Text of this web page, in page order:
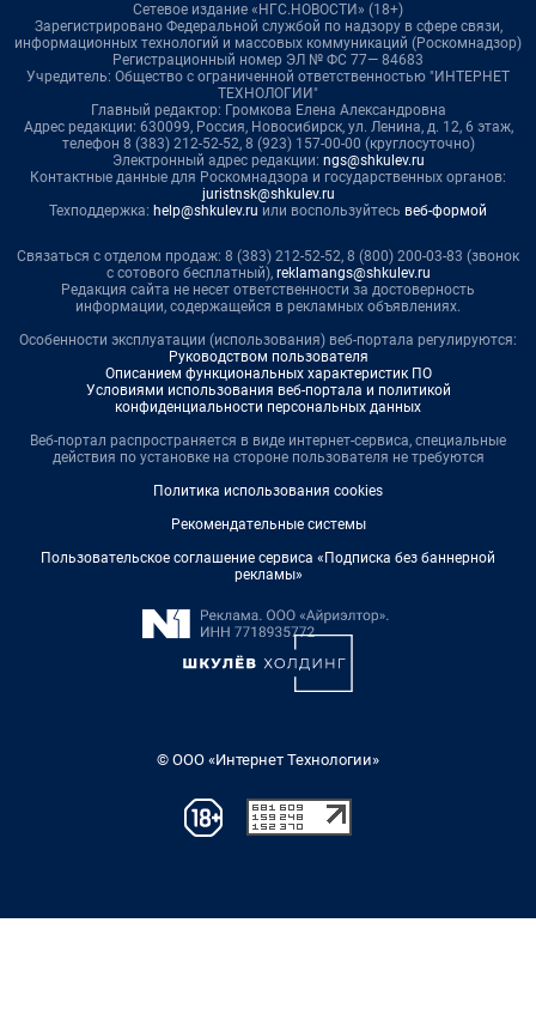
Сетевое издание «НГС.НОВОСТИ» (18+)
Зарегистрировано Федеральной службой по надзору в сфере связи,
информационных технологий и массовых коммуникаций (Роскомнадзор)
Регистрационный номер ЭЛ № ФС 77— 84683
Учредитель: Общество с ограниченной ответственностью "ИНТЕРНЕТ
ТЕХНОЛОГИИ"
Главный редактор: Громкова Елена Александровна
Адрес редакции: 630099, Россия, Новосибирск, ул. Ленина, д. 12, 6 этаж,
телефон 8 (383) 212-52-52, 8 (923) 157-00-00 (круглосуточно)
Электронный адрес редакции: ngs@shkulev.ru
Контактные данные для Роскомнадзора и государственных органов:
juristnsk@shkulev.ru
Техподдержка: help@shkulev.ru или воспользуйтесь веб-формой
Связаться с отделом продаж: 8 (383) 212-52-52, 8 (800) 200-03-83 (звонок
с сотового бесплатный), reklamangs@shkulev.ru
Редакция сайта не несет ответственности за достоверность
информации, содержащейся в рекламных объявлениях.
Особенности эксплуатации (использования) веб-портала регулируются:
Руководством пользователя
Описанием функциональных характеристик ПО
Условиями использования веб-портала и политикой
конфиденциальности персональных данных
Веб-портал распространяется в виде интернет-сервиса, специальные
действия по установке на стороне пользователя не требуются
Политика использования cookies
Рекомендательные системы
Пользовательское соглашение сервиса «Подписка без баннерной
рекламы»
© ООО «Интернет Технологии»